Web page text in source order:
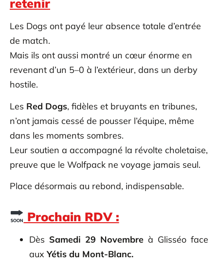
retenir
Les Dogs ont payé leur absence totale d’entrée
de match.
Mais ils ont aussi montré un cœur énorme en
revenant d’un 5–0 à l’extérieur, dans un derby
hostile.
Les Red Dogs, fidèles et bruyants en tribunes,
n’ont jamais cessé de pousser l’équipe, même
dans les moments sombres.
Leur soutien a accompagné la révolte choletaise,
preuve que le Wolfpack ne voyage jamais seul.
Place désormais au rebond, indispensable.
Prochain RDV :
Dès Samedi 29 Novembre à Glisséo face
auxYétis du Mont-Blanc.